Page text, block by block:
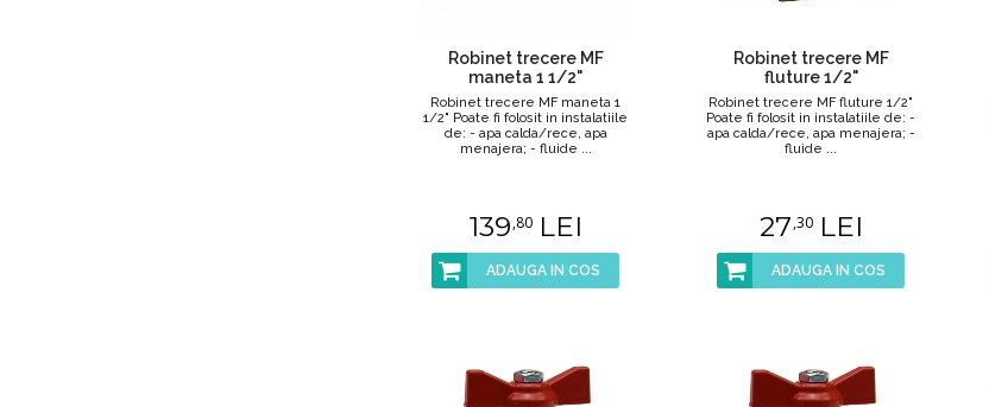
Robinet trecere MF
maneta 1 1/2"
Robinet trecere MF maneta 1
1/2" Poate fi folosit in instalatiile
de: - apa calda/rece, apa
menajera; - fluide ...
139,80LEI
ADAUGA IN COS
Robinet trecere MF
fluture 1/2"
Robinet trecere MF fluture 1/2"
Poate fi folosit in instalatiile de: -
apa calda/rece, apa menajera; -
fluide ...
27,30LEI
ADAUGA IN COS